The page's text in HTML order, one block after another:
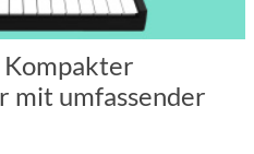
Kompakter
mit umfassender